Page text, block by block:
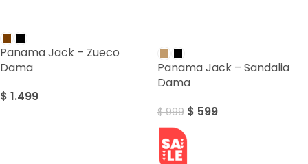
Panama Jack – Zueco
Dama
$ 1.499
Panama Jack – Sandalia
Dama
$999 $ 599